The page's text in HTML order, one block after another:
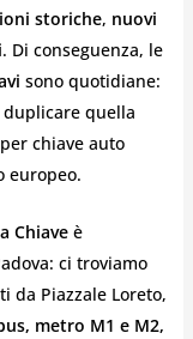
storiche, nuovi
. Di conseguenza, le
sono quotidiane:
duplicare quella
chiave auto
europeo.
Chiaveè
ci troviamo
da Piazzale Loreto,
metro M1 e M2,